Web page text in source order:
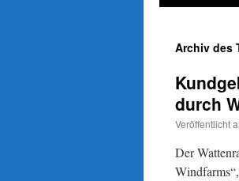
Archiv des
durch
Veröffentlicht
Der